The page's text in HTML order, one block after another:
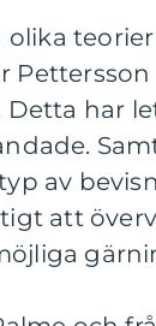
Detta har
av
att